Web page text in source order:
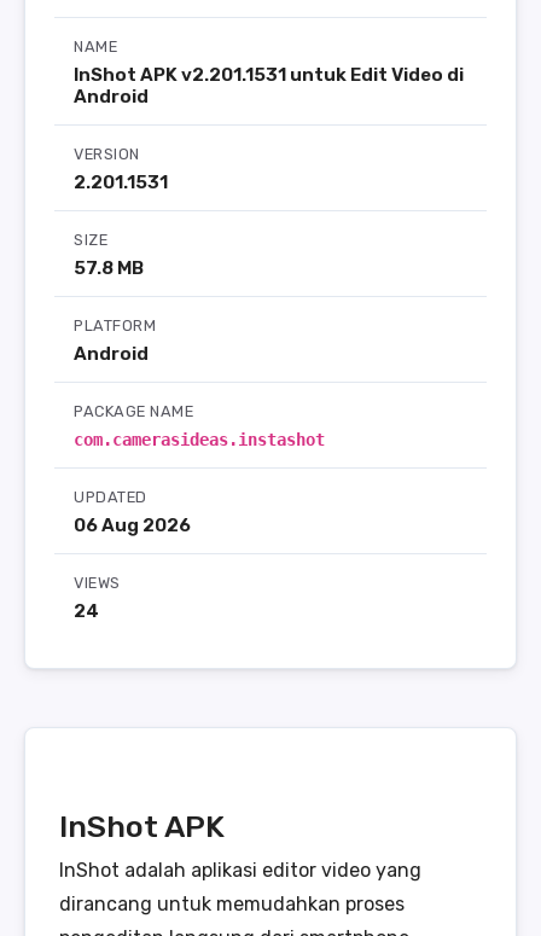
NAME
InShot APK v2.201.1531 untuk Edit Video di
Android
VERSION
2.201.1531
SIZE
57.8 MB
PLATFORM
Android
PACKAGE NAME
com.camerasideas.instashot
UPDATED
06 Aug 2026
VIEWS
24
InShot APK
InShot adalah aplikasi editor video yang
dirancang untuk memudahkan proses